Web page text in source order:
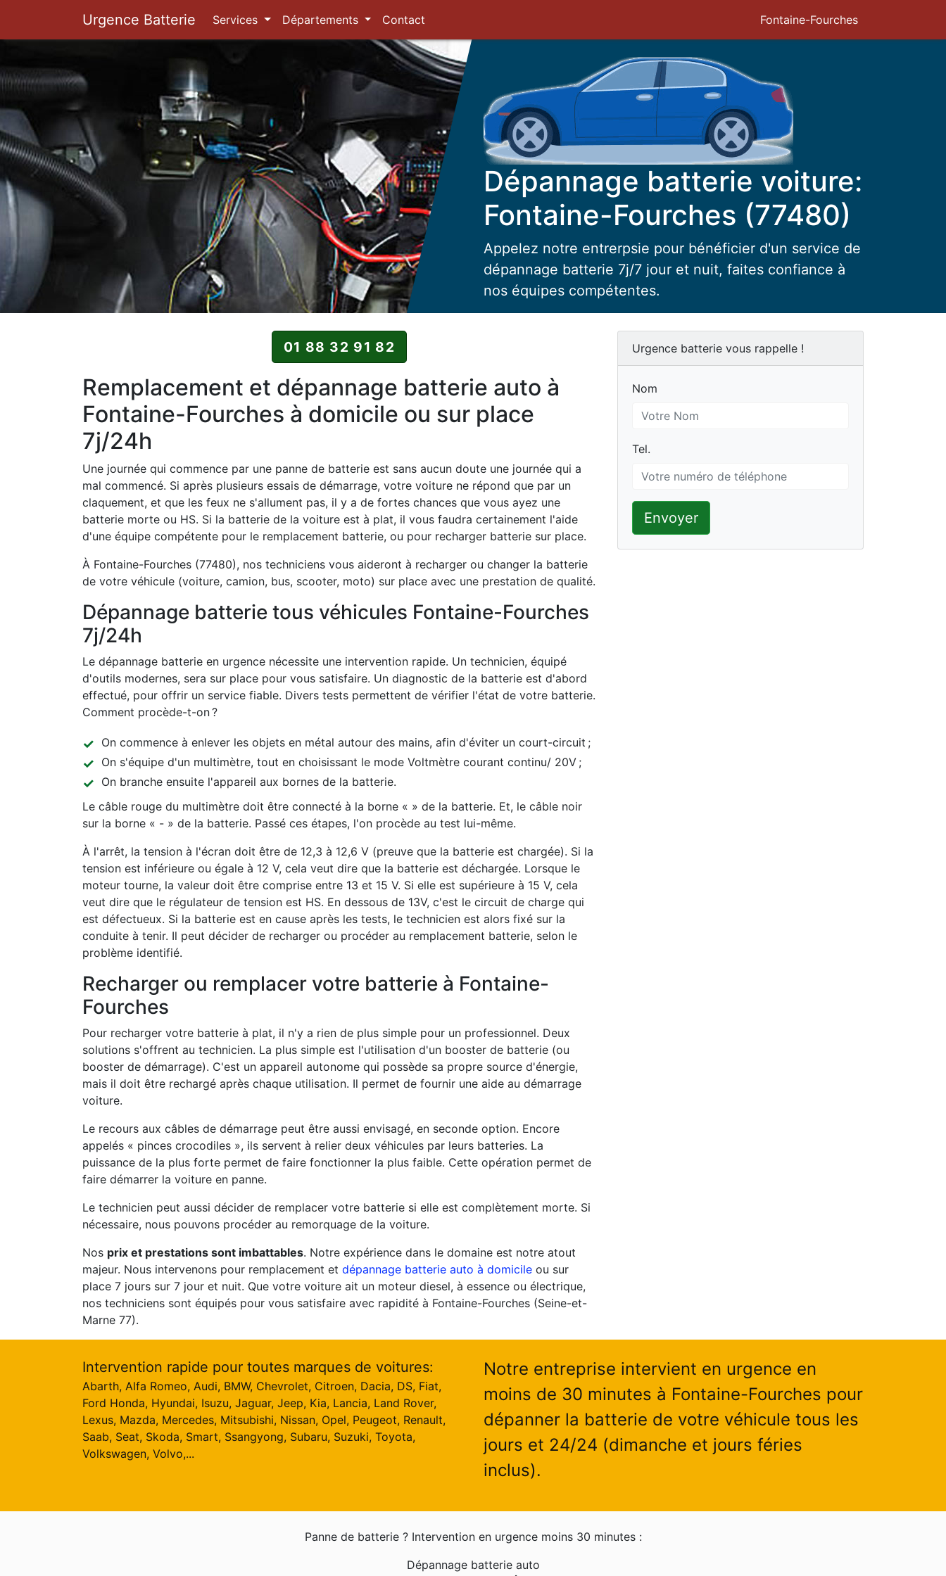
Urgence Batterie Services Départements Contact Fontaine-Fourches
Dépannage batterie voiture:
Fontaine-Fourches (77480)
Appelez notre entrerpsie pour bénéficier d'un service de
dépannage batterie 7j/7 jour et nuit, faites confiance à
nos équipes compétentes.
01 88 32 91 82
Remplacement et dépannage batterie auto à
Fontaine-Fourches à domicile ou sur place
7j/24h
Une journée qui commence par une panne de batterie est sans aucun doute une journée qui a
mal commencé. Si après plusieurs essais de démarrage, votre voiture ne répond que par un
claquement, et que les feux ne s'allument pas, il y a de fortes chances que vous ayez une
batterie morte ou HS. Si la batterie de la voiture est à plat, il vous faudra certainement l'aide
d'une équipe compétente pour le remplacement batterie, ou pour recharger batterie sur place.
À Fontaine-Fourches (77480), nos techniciens vous aideront à recharger ou changer la batterie
de votre véhicule (voiture, camion, bus, scooter, moto) sur place avec une prestation de qualité.
Dépannage batterie tous véhicules Fontaine-Fourches
7j/24h
Le dépannage batterie en urgence nécessite une intervention rapide. Un technicien, équipé
d'outils modernes, sera sur place pour vous satisfaire. Un diagnostic de la batterie est d'abord
effectué, pour offrir un service fiable. Divers tests permettent de vérifier l'état de votre batterie.
Comment procède-t-on ?
On commence à enlever les objets en métal autour des mains, afin d'éviter un court-circuit ;
On s'équipe d'un multimètre, tout en choisissant le mode Voltmètre courant continu/ 20V ;
On branche ensuite l'appareil aux bornes de la batterie.
Le câble rouge du multimètre doit être connecté à la borne « » de la batterie. Et, le câble noir
sur la borne « - » de la batterie. Passé ces étapes, l'on procède au test lui-même.
À l'arrêt, la tension à l'écran doit être de 12,3 à 12,6 V (preuve que la batterie est chargée). Si la
tension est inférieure ou égale à 12 V, cela veut dire que la batterie est déchargée. Lorsque le
moteur tourne, la valeur doit être comprise entre 13 et 15 V. Si elle est supérieure à 15 V, cela
veut dire que le régulateur de tension est HS. En dessous de 13V, c'est le circuit de charge qui
est défectueux. Si la batterie est en cause après les tests, le technicien est alors fixé sur la
conduite à tenir. Il peut décider de recharger ou procéder au remplacement batterie, selon le
problème identifié.
Recharger ou remplacer votre batterie à Fontaine-
Fourches
Pour recharger votre batterie à plat, il n'y a rien de plus simple pour un professionnel. Deux
solutions s'offrent au technicien. La plus simple est l'utilisation d'un booster de batterie (ou
booster de démarrage). C'est un appareil autonome qui possède sa propre source d'énergie,
mais il doit être rechargé après chaque utilisation. Il permet de fournir une aide au démarrage
voiture.
Le recours aux câbles de démarrage peut être aussi envisagé, en seconde option. Encore
appelés « pinces crocodiles », ils servent à relier deux véhicules par leurs batteries. La
puissance de la plus forte permet de faire fonctionner la plus faible. Cette opération permet de
faire démarrer la voiture en panne.
Le technicien peut aussi décider de remplacer votre batterie si elle est complètement morte. Si
nécessaire, nous pouvons procéder au remorquage de la voiture.
Nos prix et prestations sont imbattables. Notre expérience dans le domaine est notre atout
majeur. Nous intervenons pour remplacement et dépannage batterie auto à domicile ou sur
place 7 jours sur 7 jour et nuit. Que votre voiture ait un moteur diesel, à essence ou électrique,
nos techniciens sont équipés pour vous satisfaire avec rapidité à Fontaine-Fourches (Seine-et-
Marne 77).
Urgence batterie vous rappelle !
Nom
Nom
Tel.
Tel.
Envoyer
Intervention rapide pour toutes marques de voitures:
Abarth, Alfa Romeo, Audi, BMW, Chevrolet, Citroen, Dacia, DS, Fiat,
Ford Honda, Hyundai, Isuzu, Jaguar, Jeep, Kia, Lancia, Land Rover,
Lexus, Mazda, Mercedes, Mitsubishi, Nissan, Opel, Peugeot, Renault,
Saab, Seat, Skoda, Smart, Ssangyong, Subaru, Suzuki, Toyota,
Volkswagen, Volvo,...
Notre entreprise intervient en urgence en
moins de 30 minutes à Fontaine-Fourches pour
dépanner la batterie de votre véhicule tous les
jours et 24/24 (dimanche et jours féries
inclus).
Panne de batterie ? Intervention en urgence moins 30 minutes :
Dépannage batterie auto